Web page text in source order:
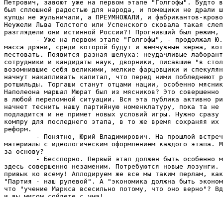
Петрович, завоют уже на первом этапе "Голгофы". Будто
был сплошной радостью для народа, и помещики не драли
купцы не жульничали, а ПРЕУМНОЖАЛИ, и фабрикантов-
Неужели Льва Толстого или Успенского сковала такая
разглядели они истинной России?! Прогнивший был
- Уже на первом этапе "Голгофы", - продолжал
масса дряни, среди которой будут и жемчужные зерна,
пестовать. Появится разная шелуха: неудачливые
сотрудники и кандидаты наук, дворники, писавшие "в
возомнившие себя великими, мелкие фарцовщики и
начнут накапливать капитал, что перед ними побледнеют
ротшильды. Торгаши станут отцами нации, особенно
Наполеона маршал Мюрат был из мясников? Это совершенно
в любой переломной ситуации. Вся эта публика активно
начнет теснить нашу партийную номенклатуру, пока та не
подладится и не примет новых условий игры. Нужно сразу
компру для последнего этапа, в то же время сохраняя
реформ.
- Понятно, Юрий Владимирович. На прошлой
материалы с идеологическим оформлением каждого этапа.
за основу?
- Бесспорно. Первый этап должен быть особенно
здесь совершенно незаменим. Потребуются новые
привык ко всему! Аплодируем же все мы таким перлам,
"Партия - наш рулевой". А "экономика должна быть
что "учение Маркса всесильно потому, что оно верно"?